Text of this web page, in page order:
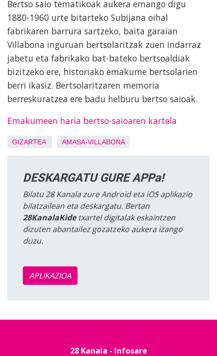
Bertso saio tematikoak aukera emango digu
1880-1960 urte bitarteko Subijana oihal
fabrikaren barrura sartzeko, baita garaian
Villabona inguruan bertsolaritzak zuen indarraz
jabetu eta fabrikako bat-bateko bertsoaldiak
bizitzeko ere, historiako emakume bertsolarien
berri ikasiz. Bertsolaritzaren memoria
berreskuratzea ere badu helburu bertso saioak.
Emakumeen haria bertso-saioaren kartela
GIZARTEA AMASA-VILLABONA
DESKARGATU GURE APPa!
Bilatu 28 Kanala zure Android eta iOS aplikazio
bilatzailean eta deskargatu. Bertan
28KanalaKidetxartel digitalak eskaintzen
dizuten abantailez gozatzeko aukera izango
duzu.
APLIKAZIOA
28 Kanala - Infosare